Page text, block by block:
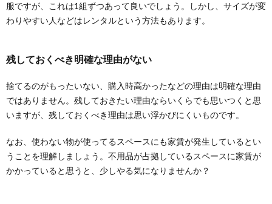
【書類整理術のコツ】家庭の書類を整理す
毎日のように増え続ける書類。家庭の中でも領収書や
取扱説明書などいろいろありすぎて、きちんと整理で
リビングに掃除機の置き場所を作りたい！
生活感が出ない収納方法
き場所に困ったことありませんか？ そのままむき出し...
服ですが、これは1組ずつあって良いでしょう。しかし、サイズが変
わりやすい人などはレンタルという方法もあります。
残しておくべき明確な理由がない
捨てるのがもったいない、購入時高かったなどの理由は明確な理由
ではありません。残しておきたい理由ならいくらでも思いつくと思
いますが、残しておくべき理由は思い浮かびにくいものです。
なお、使わない物が使ってるスペースにも家賃が発生しているとい
うことを理解しましょう。不用品が占拠しているスペースに家賃が
かかっていると思うと、少しやる気になりませんか？